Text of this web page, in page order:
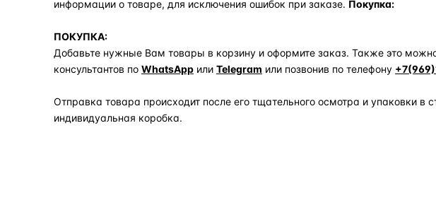
информации о товаре, для исключения ошибок при заказе. Покупка:
ПОКУПКА:
Добавьте нужные Вам товары в корзину и оформите заказ. Также это
консультантов по WhatsApp или Telegram или позвонив по телефону
Отправка товара происходит после его тщательного осмотра и упаковки в
индивидуальная коробка.